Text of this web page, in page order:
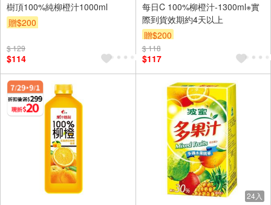
樹頂100%純柳橙汁1000ml
贈$200
$ 129
$114
每日C 100%柳橙汁-1300ml※實
際到貨效期約4天以上
贈$200
$ 118
$117
24入